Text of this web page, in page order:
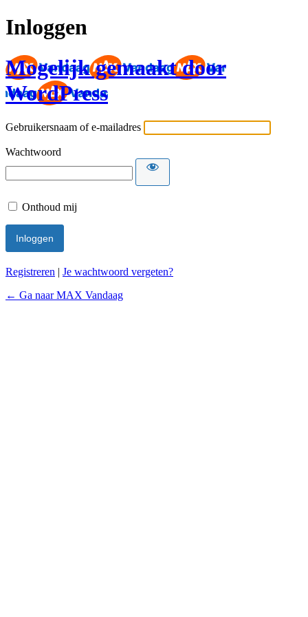
Inloggen
Mogelijk gemaakt door
WordPress
Gebruikersnaam of e-mailadres
Wachtwoord
Onthoud mij
Registreren | Je wachtwoord vergeten?
← Ga naar MAX Vandaag